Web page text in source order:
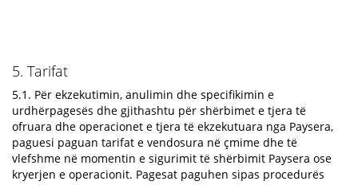
5. Tarifat
5.1. Për ekzekutimin, anulimin dhe specifikimin e
urdhërpagesës dhe gjithashtu për shërbimet e tjera të
ofruara dhe operacionet e tjera të ekzekutuara nga Paysera,
paguesi paguan tarifat e vendosura në çmime dhe të
vlefshme në momentin e sigurimit të shërbimit Paysera ose
kryerjen e operacionit. Pagesat paguhen sipas procedurës